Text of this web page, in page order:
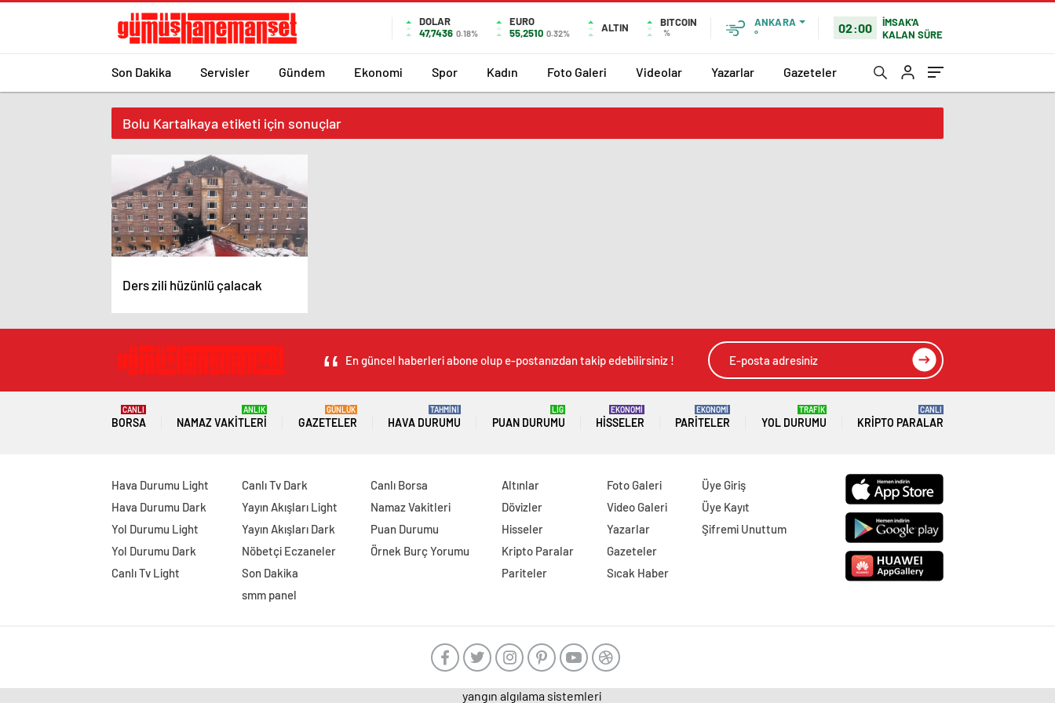
DOLAR
47,7436 0.18%
EURO
55,2510 0.32% ALTIN BITCOIN
%
ANKARA
°
02:00
İMSAK'A
KALAN SÜRE
Son Dakika Servisler Gündem Ekonomi Spor Kadın Foto Galeri Videolar Yazarlar Gazeteler
Bolu Kartalkaya etiketi için sonuçlar
Ders zili hüzünlü çalacak
En güncel haberleri abone olup e-postanızdan takip edebilirsiniz !
BORSA
CANLI
NAMAZ VAKITLERI
ANLIK
GAZETELER
GÜNLÜK
HAVA DURUMU
TAHMİNİ
PUAN DURUMU
LİG
HISSELER
EKONOMİ
PARITELER
EKONOMİ
YOL DURUMU
TRAFİK
KRIPTO PARALAR
CANLI
Hava Durumu Light
Hava Durumu Dark
Yol Durumu Light
Yol Durumu Dark
Canlı Tv Light
Canlı Tv Dark
Yayın Akışları Light
Yayın Akışları Dark
Nöbetçi Eczaneler
Son Dakika
smm panel
Canlı Borsa
Namaz Vakitleri
Puan Durumu
Örnek Burç Yorumu
Altınlar
Dövizler
Hisseler
Kripto Paralar
Pariteler
Foto Galeri
Video Galeri
Yazarlar
Gazeteler
Sıcak Haber
Üye Giriş
Üye Kayıt
Şifremi Unuttum
yangın algılama sistemleri